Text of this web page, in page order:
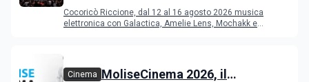
Cocoricò Riccione, dal 12 al 16 agosto 2026 musica
elettronica con Galactica, Amelie Lens, Mochakk e
Cinema MoliseCinema 2026, il